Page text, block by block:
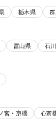
栃木県
富山県
石
宮・京橋
心斎